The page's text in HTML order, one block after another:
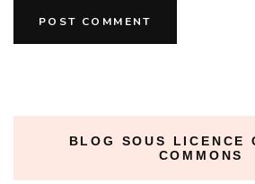
BLOG SOUS LICENCE
COMMONS